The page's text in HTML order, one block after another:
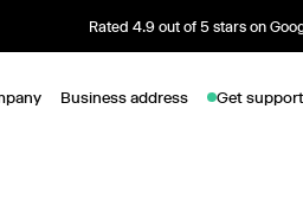
Rated 4.9 out of 5 stars on
Business address Get support